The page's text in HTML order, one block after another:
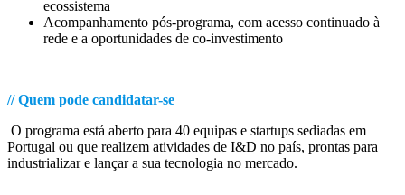
ecossistema
Acompanhamento pós-programa, com acesso continuado à
rede e a oportunidades de co-investimento
// Quem pode candidatar-se
O programa está aberto para 40 equipas e startups sediadas em
Portugal ou que realizem atividades de I&D no país, prontas para
industrializar e lançar a sua tecnologia no mercado.